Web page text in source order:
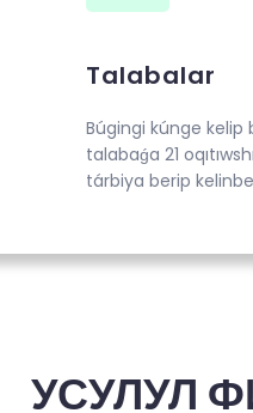
Talabalar
Búgingi kúnge kelip
talabaǵa 21
tárbiya berip
УСУЛУЛ